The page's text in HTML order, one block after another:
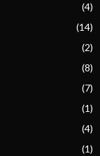
(4)
(14)
(2)
(8)
(7)
(1)
(4)
(1)